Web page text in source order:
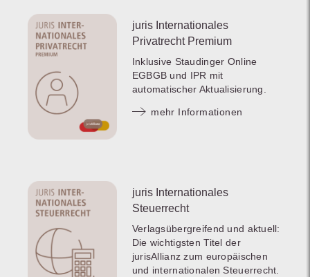
juris Internationales
Privatrecht Premium
Inklusive Staudinger Online
EGBGB und IPR mit
automatischer Aktualisierung.
mehr Informationen
juris Internationales
Steuerrecht
Verlagsübergreifend und aktuell:
Die wichtigsten Titel der
jurisAllianz zum europäischen
und internationalen Steuerrecht.